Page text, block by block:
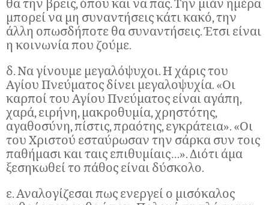
θα την βρεις, όπου και να πας. Την μιάν ημέρα
μπορεί να μη συναντήσεις κάτι κακό, την
άλλη οπωσδήποτε θα συναντήσεις. Έτσι είναι
η κοινωνία που ζούμε.
δ. Να γίνουμε μεγαλόψυχοι. Η χάρις του
Αγίου Πνεύματος δίνει μεγαλοψυχία. «Οι
καρποί του Αγίου Πνεύματος είναι αγάπη,
χαρά, ειρήνη, μακροθυμία, χρηστότης,
αγαθοσύνη, πίστις, πραότης, εγκράτεια». «Οι
του Χριστού εσταύρωσαν την σάρκα συν τοις
παθήμασι και ταις επιθυμίαις…». Διότι άμα
ξεσηκωθεί το πάθος είναι δύσκολο.
ε. Αναλογίζεσαι πως ενεργεί ο μισόκαλος